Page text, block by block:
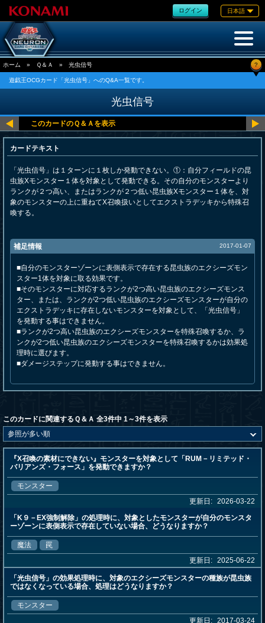
ログイン 日本語
ホーム » Ｑ＆Ａ » 光虫信号 ?
遊戯王OCGカード「光虫信号」へのQ&A一覧です。
光虫信号
カードテキスト
「光虫信号」は１ターンに１枚しか発動できない。①：自分フィールドの昆
虫族Xモンスター１体を対象として発動できる。その自分のモンスターより
ランクが２つ高い、またはランクが２つ低い昆虫族Xモンスター１体を、対
象のモンスターの上に重ねてX召喚扱いとしてエクストラデッキから特殊召
喚する。
補足情報 2017-01-07
■自分のモンスターゾーンに表側表示で存在する昆虫族のエクシーズモン
スター1体を対象に取る効果です。
■そのモンスターに対応するランクが2つ高い昆虫族のエクシーズモンス
ター、または、ランクが2つ低い昆虫族のエクシーズモンスターが自分の
エクストラデッキに存在しないモンスターを対象として、「光虫信号」
を発動する事はできません。
■ランクが2つ高い昆虫族のエクシーズモンスターを特殊召喚するか、ラ
ンクが2つ低い昆虫族のエクシーズモンスターを特殊召喚するかは効果処
理時に選びます。
■ダメージステップに発動する事はできません。
このカードに関連するＱ＆Ａ 全3件中 1～3件を表示
『X召喚の素材にできない』モンスターを対象として「RUM－リミテッド・
バリアンズ・フォース」を発動できますか？
モンスター
更新日: 2026-03-22
「K９－EX強制解除」の処理時に、対象としたモンスターが自分のモンスタ
ーゾーンに表側表示で存在していない場合、どうなりますか？
魔法
罠
更新日: 2025-06-22
「光虫信号」の効果処理時に、対象のエクシーズモンスターの種族が昆虫族
ではなくなっている場合、処理はどうなりますか？
モンスター
更新日: 2017-03-24